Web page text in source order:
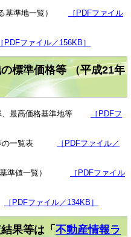
準地一覧）
［PDFファイル
［PDFファイル／156KB］
標準価格等 （平成21年
最高価格基準地等
［PDFフ
の一覧表
［PDFファイル／
準値一覧）
［PDFファイル
［PDFファイル／134KB］
果等は「 不動産情報ラ